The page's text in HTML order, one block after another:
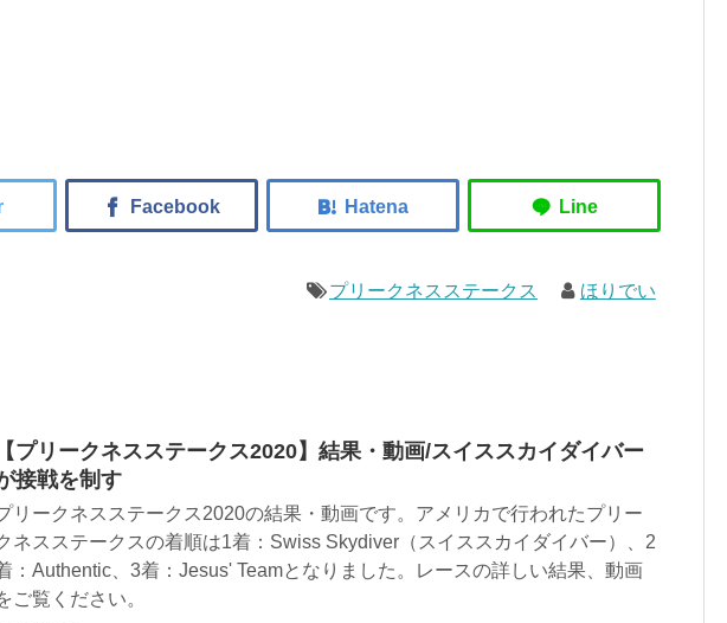
プリークネスステークス ほりでい
【プリークネスステークス2020】結果・動画/スイススカイダイバー
接戦を制す
リークネスステークス2020の結果・動画です。アメリカで行われたプリー
ネスステークスの着順は1着：Swiss Skydiver（スイススカイダイバー）、2
：Authentic、3着：Jesus' Teamとなりました。レースの詳しい結果、動画
ご覧ください。